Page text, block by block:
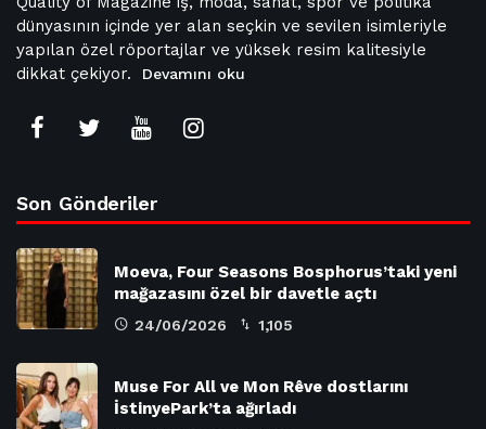
dünyasının içinde yer alan seçkin ve sevilen isimleriyle
yapılan özel röportajlar ve yüksek resim kalitesiyle
dikkat çekiyor.
Devamını oku
Son Gönderiler
Moeva, Four Seasons Bosphorus’taki yeni
mağazasını özel bir davetle açtı
24/06/2026 1,105
Muse For All ve Mon Rêve dostlarını
İstinyePark’ta ağırladı